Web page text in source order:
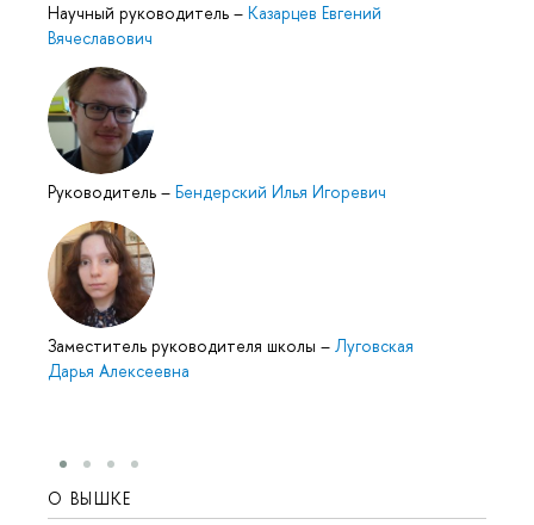
Научный руководитель – Казарцев Евгений
Вячеславович
Руководитель – Бендерский Илья Игоревич
Заместитель руководителя школы – Луговская
Дарья Алексеевна
О ВЫШКЕ